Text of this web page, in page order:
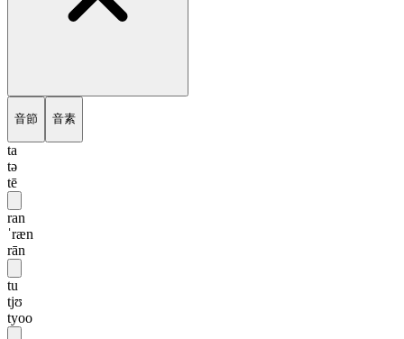
音節 音素
ta
tə
tē
ran
ˈræn
rān
tu
tjʊ
tyoo